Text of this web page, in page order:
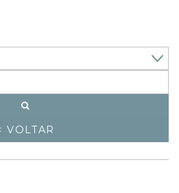
VOLTAR